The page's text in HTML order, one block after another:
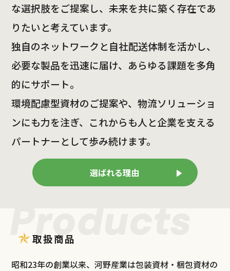
な選択肢をご提案し、未来を共に築く存在であ
りたいと考えています。
独自のネットワークと自社配送体制を活かし、
必要な製品を迅速に届け、あらゆる課題を多角
的にサポート。
環境配慮型資材のご提案や、物流ソリューショ
ンにも力を注ぎ、これからも人と企業を支える
パートナーとして歩み続けます。
選ばれる理由
取扱商品
昭和23年の創業以来、河野産業は包装資材・梱包資材の